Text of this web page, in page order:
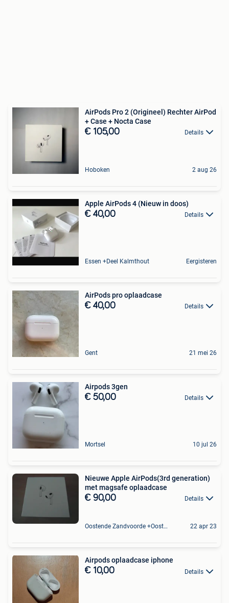
AirPods Pro 2 (Origineel) Rechter AirPod
+ Case + Nocta Case
€ 105,00 Details
Hoboken 2 aug 26
Apple AirPods 4 (Nieuw in doos)
€ 40,00 Details
Essen +Deel Kalmthout Eergisteren
AirPods pro oplaadcase
€ 40,00 Details
Gent 21 mei 26
Airpods 3gen
€ 50,00 Details
Mortsel 10 jul 26
Nieuwe Apple AirPods(3rd generation)
met magsafe oplaadcase
€ 90,00 Details
Oostende Zandvoorde +Oostende 22 apr 23
Airpods oplaadcase iphone
€ 10,00 Details